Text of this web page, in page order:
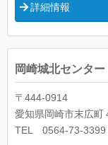
詳細情報
岡崎城北センター
〒444-0914
愛知県岡崎市末広町
TEL 0564-73-3399